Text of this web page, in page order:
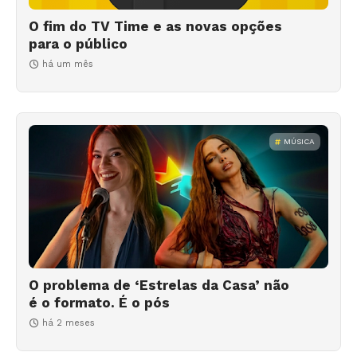
O fim do TV Time e as novas opções
para o público
há um mês
MÚSICA
O problema de ‘Estrelas da Casa’ não
é o formato. É o pós
há 2 meses